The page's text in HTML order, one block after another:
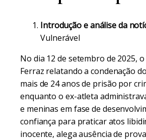
Introdução e análise da
Vulnerável
No dia 12 de setembro de 2025,
Ferraz relatando a condenação
mais de 24 anos de prisão por
enquanto o ex-atleta
e meninas em fase de
confiança para praticar atos
inocente, alega ausência de